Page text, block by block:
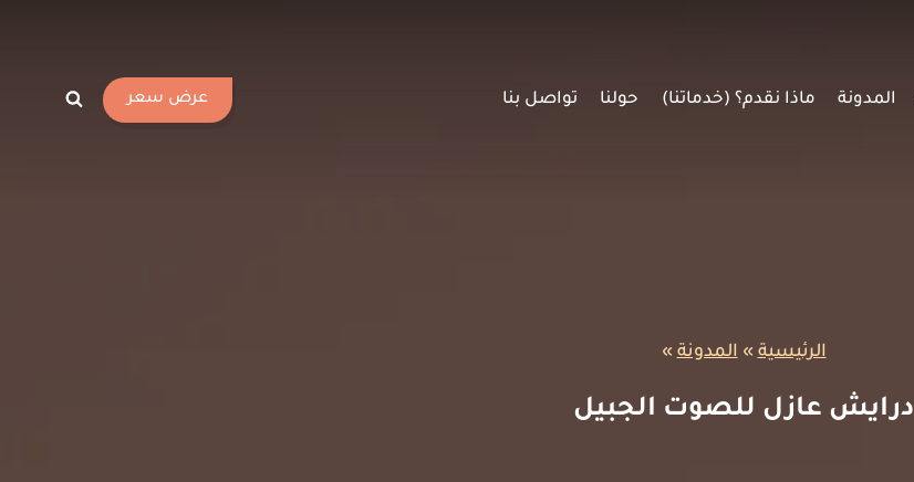
المدونة ماذا نقدم؟ (خدماتنا) حولنا تواصل بنا عرض سعر
الرئيسية»المدونة»
درايش عازل للصوت الجبيل